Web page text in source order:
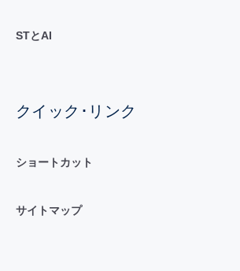
STとAI
クイック･リンク
ショートカット
サイトマップ